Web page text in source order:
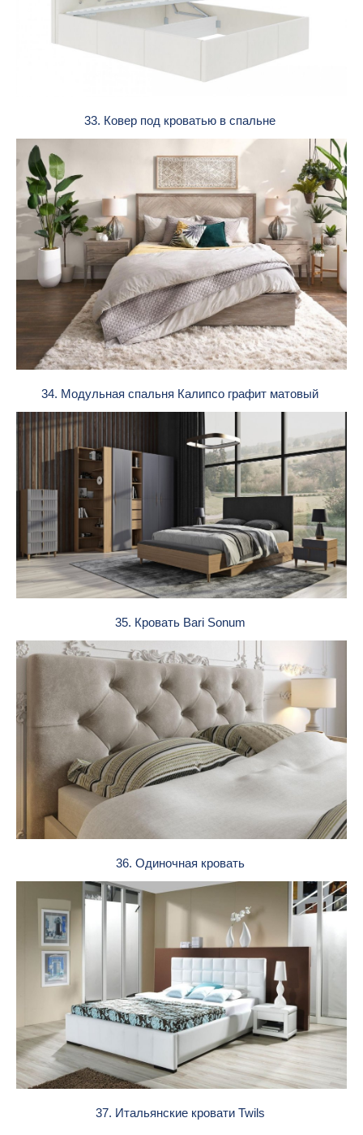
33. Ковер под кроватью в спальне
34. Модульная спальня Калипсо графит матовый
35. Кровать Bari Sonum
36. Одиночная кровать
37. Итальянские кровати Twils